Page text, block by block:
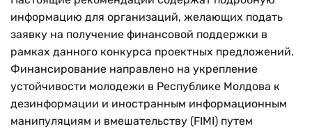
информацию для организаций, желающих подать
заявку на получение финансовой поддержки в
рамках данного конкурса проектных предложений.
Финансирование направлено на укрепление
устойчивости молодежи в Республике Молдова к
дезинформации и иностранным информационным
манипуляциям и вмешательству (FIMI) путем